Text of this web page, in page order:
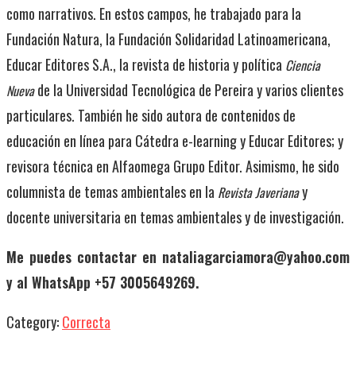
como narrativos. En estos campos, he trabajado para la
Fundación Natura, la Fundación Solidaridad Latinoamericana,
Educar Editores S.A., la revista de historia y política Ciencia
Nuevade la Universidad Tecnológica de Pereira y varios clientes
particulares. También he sido autora de contenidos de
educación en línea para Cátedra e-learning y Educar Editores; y
revisora técnica en Alfaomega Grupo Editor. Asimismo, he sido
columnista de temas ambientales en la Revista Javerianay
docente universitaria en temas ambientales y de investigación.
Me puedes contactar en nataliagarciamora@yahoo.com
y al WhatsApp +57 3005649269.
Category:Correcta